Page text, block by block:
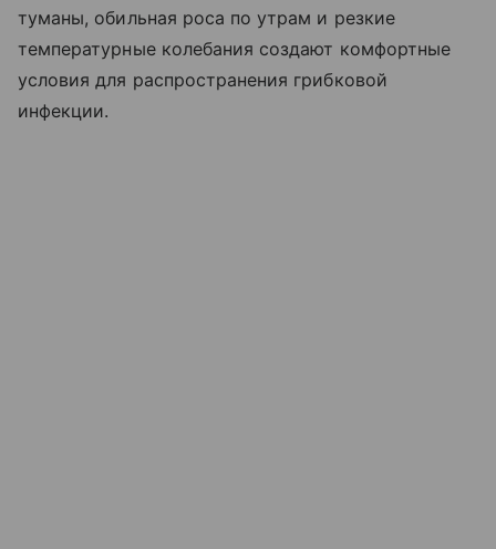
туманы, обильная роса по утрам и резкие
температурные колебания создают комфортные
условия для распространения грибковой
инфекции.